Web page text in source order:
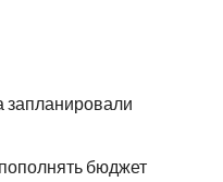
запланировали
бюджет